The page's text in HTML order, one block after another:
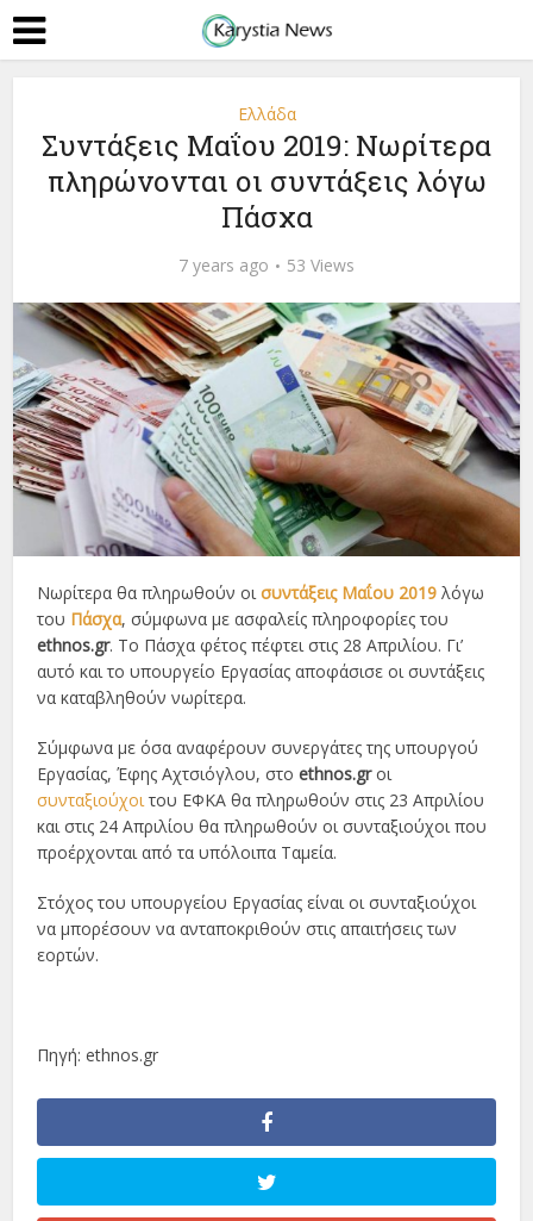
Ελλάδα
Συντάξεις Μαΐου 2019: Νωρίτερα
πληρώνονται οι συντάξεις λόγω
Πάσχα
7 years ago 53 Views
Νωρίτερα θα πληρωθούν οι συντάξεις Μαΐου 2019 λόγω
του Πάσχα, σύμφωνα με ασφαλείς πληροφορίες του
ethnos.gr. Το Πάσχα φέτος πέφτει στις 28 Απριλίου. Γι’
αυτό και το υπουργείο Εργασίας αποφάσισε οι συντάξεις
να καταβληθούν νωρίτερα.
Σύμφωνα με όσα αναφέρουν συνεργάτες της υπουργού
Εργασίας, Έφης Αχτσιόγλου, στοethnos.grοι
συνταξιούχοι του ΕΦΚΑ θα πληρωθούν στις 23 Απριλίου
και στις 24 Απριλίου θα πληρωθούν οι συνταξιούχοι που
προέρχονται από τα υπόλοιπα Ταμεία.
Στόχος του υπουργείου Εργασίας είναι οι συνταξιούχοι
να μπορέσουν να ανταποκριθούν στις απαιτήσεις των
εορτών.
Πηγή: ethnos.gr